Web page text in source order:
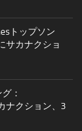
トップソン
サカナクショ
：
ナクション、3